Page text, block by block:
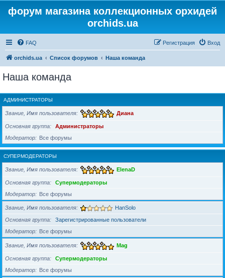
форум магазина коллекционных орхидей
orchids.ua
FAQ Вход
Регистрация
orchids.ua Список форумов Наша команда
Наша команда
АДМИНИСТРАТОРЫ
Звание, Имя пользователя Диана
Основная группа
Администраторы
Модератор
Все форумы
СУПЕРМОДЕРАТОРЫ
Звание, Имя пользователя ElenaD
Основная группа
Супермодераторы
Модератор
Все форумы
Звание, Имя пользователя HanSolo
Основная группа
Зарегистрированные пользователи
Модератор
Все форумы
Звание, Имя пользователя Mag
Основная группа
Супермодераторы
Модератор
Все форумы